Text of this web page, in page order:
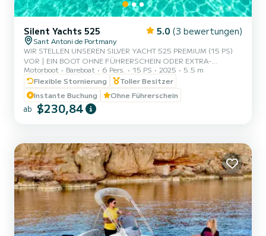
Silent Yachts 525 5.0 (3 bewertungen)
Sant Antoni de Portmany
WIR STELLEN UNSEREN SILVER YACHT 525 PREMIUM (15 PS)
VOR | EIN BOOT OHNE FÜHRERSCHEIN ODER EXTRA-
SKIPPERSERVICE, MIT PLATZ FÜR 6 PERSONEN | IM MIETPREIS
ENTHALTEN SIND GRATIS PADDLE SURF UND SCHNORCHEL-
MASKEN | MIT DIESEM BOOT WIRST DU EIN
UNVERGESSLICHES ERLEBNIS AUF DER INSEL IBIZA ERLEBEN. |
| **PAARAKTION - FRAGE NACH DEINEM GESCHENK BEI
OHNE SKIPPER. | | • KAPAZITÄT VON 6 PERSONEN. | | •...
Motorboot Bareboat 6 Pers. 15 PS 2025
5.5 m
Flexible Stornierung
Toller Besitzer
Instante Buchung
Ohne Führerschein
ab $230,84